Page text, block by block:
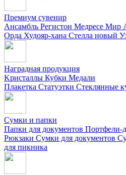
Премиум сувенир
Ансамбль Регистон Медресе Мир
Орда Худояр-хана Стелла новый
Наградная продукция
Kристаллы Кубки Медали
Плакетка Статуэтки Стеклянные
Сумки и папки
Папки для документов Портфели-
Рюкзаки Сумки для документов
для пикника